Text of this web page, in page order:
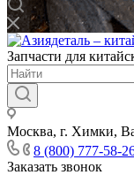
Запчасти для
Москва, г. Химки,
8 (800) 777-58-
Заказать звонок